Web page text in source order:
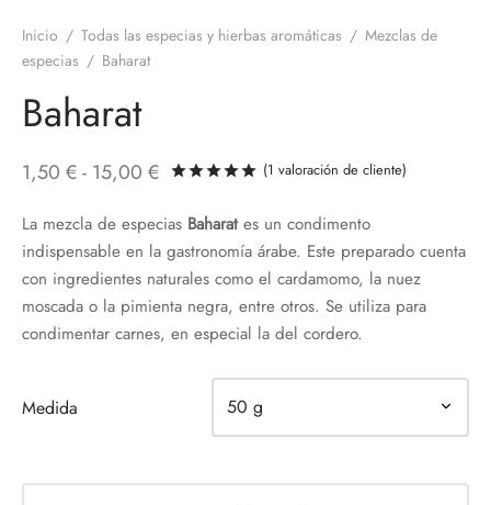
Inicio / Todas las especias y hierbas aromáticas / Mezclas de
especias / Baharat
Baharat
Valorado con de 5 en base a
(1 valoración de cliente)
1,50 €- 15,00 €Rango
precios:
desde
1,50 €
hasta
La mezcla de especias Baharates un condimento
indispensable en la gastronomía árabe. Este preparado cuenta
con ingredientes naturales como el cardamomo, la nuez
moscada o la pimienta negra, entre otros. Se utiliza para
condimentar carnes, en especial la del cordero.
Medida